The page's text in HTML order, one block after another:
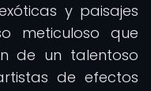
y paisajes
meticuloso que
de un talentoso
de efectos